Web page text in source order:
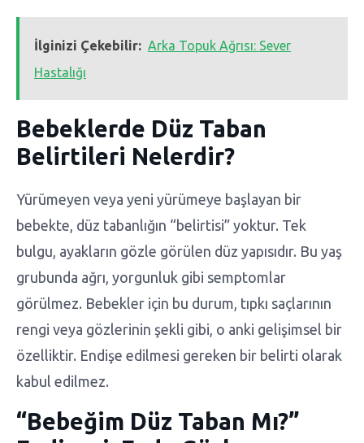
İlginizi Çekebilir: Arka Topuk Ağrısı: Sever
Hastalığı
Bebeklerde Düz Taban
Belirtileri Nelerdir?
Yürümeyen veya yeni yürümeye başlayan bir
bebekte, düz tabanlığın “belirtisi” yoktur. Tek
bulgu, ayakların gözle görülen düz yapısıdır. Bu yaş
grubunda ağrı, yorgunluk gibi semptomlar
görülmez. Bebekler için bu durum, tıpkı saçlarının
rengi veya gözlerinin şekli gibi, o anki gelişimsel bir
özelliktir. Endişe edilmesi gereken bir belirti olarak
kabul edilmez.
“Bebeğim Düz Taban Mı?”